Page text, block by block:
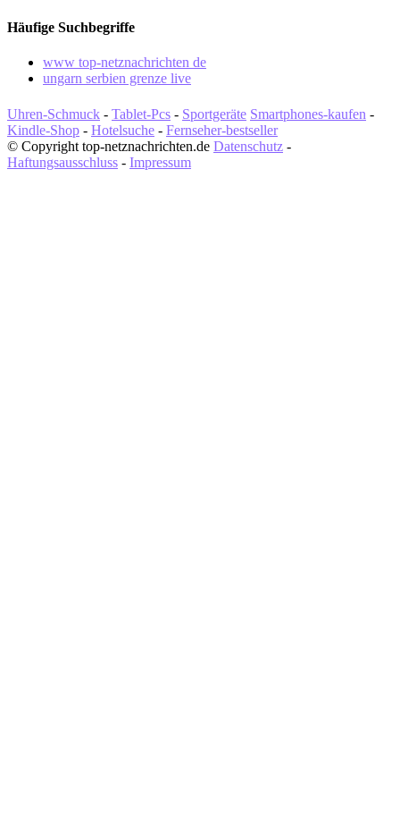
Häufige Suchbegriffe
www top-netznachrichten de
ungarn serbien grenze live
Uhren-Schmuck - Tablet-Pcs - Sportgeräte Smartphones-kaufen -
Kindle-Shop - Hotelsuche - Fernseher-bestseller
© Copyright top-netznachrichten.de Datenschutz -
Haftungsausschluss - Impressum